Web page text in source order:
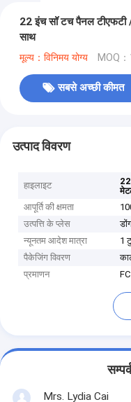
22 इंच सॉ टच पैनल टीएफटी
साथ
मूल्य：विनिमय योग्य MOQ
सबसे अच्छी कीमत
उत्पाद विवरण
हाइलाइट
आपूर्ति की क्षमता
उत्पत्ति के प्लेस
न्यूनतम आदेश मात्रा
1
पैकेजिंग विवरण
प्रमाणन
Mrs. Lydia Cai